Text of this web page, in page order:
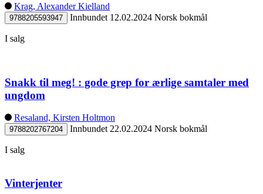
Krag, Alexander Kielland
9788205593947 Innbundet 12.02.2024 Norsk bokmål
I salg
Snakk til meg! : gode grep for ærlige samtaler med
ungdom
Resaland, Kirsten Holtmon
9788202767204 Innbundet 22.02.2024 Norsk bokmål
I salg
Vinterjenter